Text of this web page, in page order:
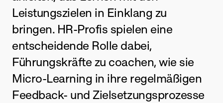
Leistungszielen in Einklang zu
bringen. HR-Profis spielen eine
entscheidende Rolle dabei,
Führungskräfte zu coachen, wie sie
Micro-Learning in ihre regelmäßigen
Feedback- und Zielsetzungsprozesse